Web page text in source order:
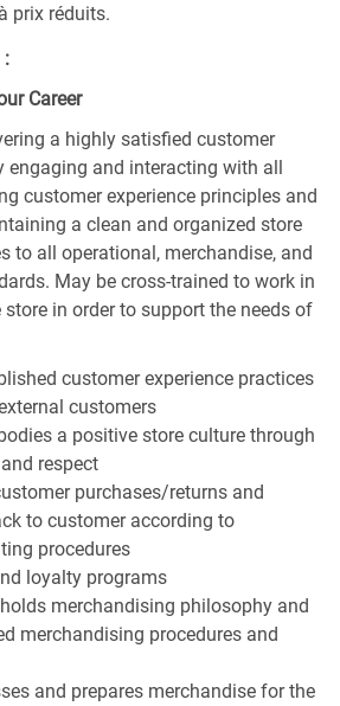
prix réduits.
:
Career
a highly satisfied customer
engaging and interacting with all
customer experience principles and
a clean and organized store
to all operational, merchandise, and
May be cross-trained to work in
in order to support the needs of
customer experience practices
customers
a positive store culture through
respect
purchases/returns and
to customer according to
procedures
loyalty programs
merchandising philosophy and
merchandising procedures and
and prepares merchandise for the